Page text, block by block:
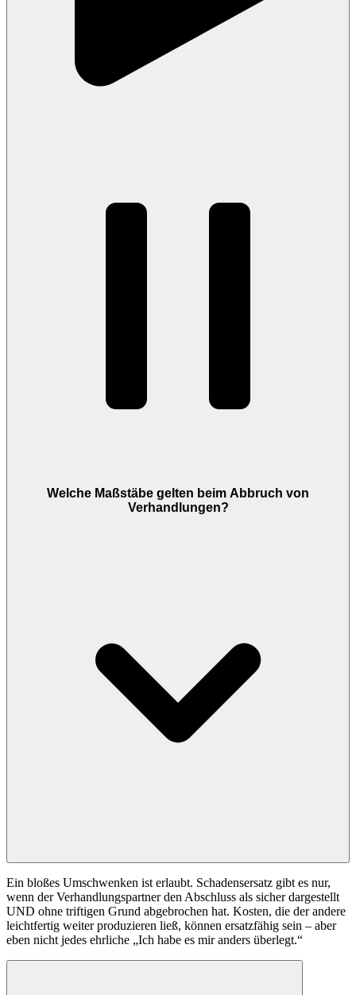
Welche Maßstäbe gelten beim Abbruch von
Verhandlungen?
Ein bloßes Umschwenken ist erlaubt. Schadensersatz gibt es nur,
wenn der Verhandlungspartner den Abschluss als sicher dargestellt
UND ohne triftigen Grund abgebrochen hat. Kosten, die der andere
leichtfertig weiter produzieren ließ, können ersatzfähig sein – aber
eben nicht jedes ehrliche „Ich habe es mir anders überlegt.“